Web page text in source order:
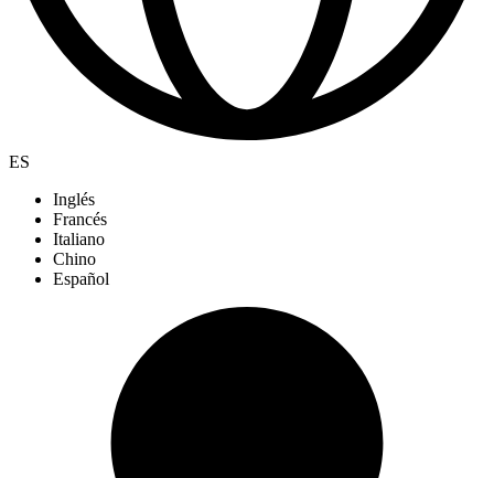
ES
Inglés
Francés
Italiano
Chino
Español